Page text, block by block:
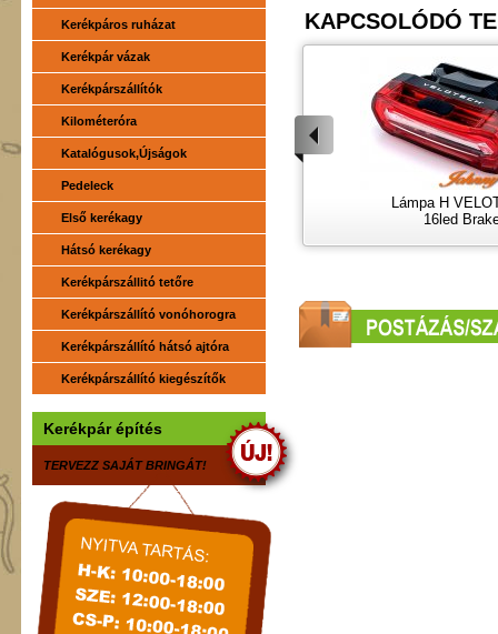
KAPCSOLÓDÓ
Sinter
Shimano hátsó vált
Lámpa H
16led
Kerékpáros ruházat
Kerékpár vázak
Kerékpárszállítók
Kilométeróra
Katalógusok,Újságok
Pedeleck
Első kerékagy
Hátsó kerékagy
Kerékpárszállitó tetőre
Kerékpárszállító vonóhorogra
Kerékpárszállító hátsó ajtóra
Kerékpárszállító kiegészítők
Kerékpár építés
TERVEZZ SAJÁT BRINGÁT!